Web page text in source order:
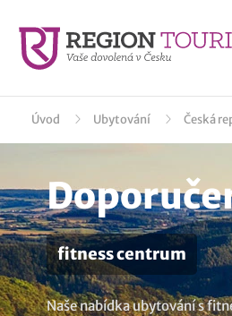
Úvod Ubytování Česká
fitness centrum
Naše nabídka ubytování s